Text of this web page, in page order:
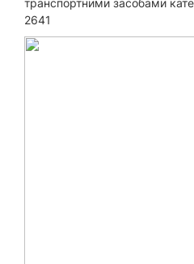
транспортними засобами
2641